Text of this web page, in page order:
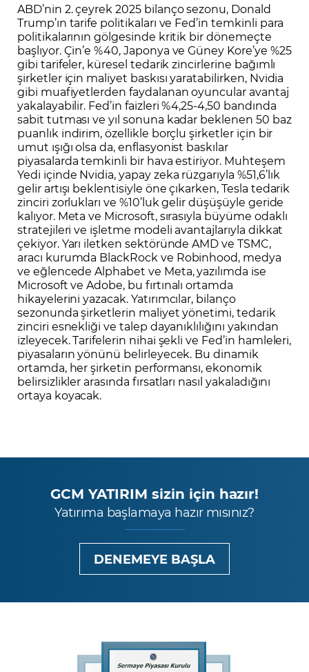
ABD’nin 2. çeyrek 2025 bilanço sezonu, Donald
Trump’ın tarife politikaları ve Fed’in temkinli para
politikalarının gölgesinde kritik bir dönemeçte
başlıyor. Çin’e %40, Japonya ve Güney Kore’ye %25
gibi tarifeler, küresel tedarik zincirlerine bağımlı
şirketler için maliyet baskısı yaratabilirken, Nvidia
gibi muafiyetlerden faydalanan oyuncular avantaj
yakalayabilir. Fed’in faizleri %4,25-4,50 bandında
sabit tutması ve yıl sonuna kadar beklenen 50 baz
puanlık indirim, özellikle borçlu şirketler için bir
umut ışığı olsa da, enflasyonist baskılar
piyasalarda temkinli bir hava estiriyor. Muhteşem
Yedi içinde Nvidia, yapay zeka rüzgarıyla %51,6’lık
gelir artışı beklentisiyle öne çıkarken, Tesla tedarik
zinciri zorlukları ve %10’luk gelir düşüşüyle geride
kalıyor. Meta ve Microsoft, sırasıyla büyüme odaklı
stratejileri ve işletme modeli avantajlarıyla dikkat
çekiyor. Yarı iletken sektöründe AMD ve TSMC,
aracı kurumda BlackRock ve Robinhood, medya
ve eğlencede Alphabet ve Meta, yazılımda ise
Microsoft ve Adobe, bu fırtınalı ortamda
hikayelerini yazacak. Yatırımcılar, bilanço
sezonunda şirketlerin maliyet yönetimi, tedarik
zinciri esnekliği ve talep dayanıklılığını yakından
izleyecek. Tarifelerin nihai şekli ve Fed’in hamleleri,
piyasaların yönünü belirleyecek. Bu dinamik
ortamda, her şirketin performansı, ekonomik
belirsizlikler arasında fırsatları nasıl yakaladığını
ortaya koyacak.
GCM YATIRIM sizin için hazır!
Yatırıma başlamaya hazır mısınız?
DENEMEYE BAŞLA